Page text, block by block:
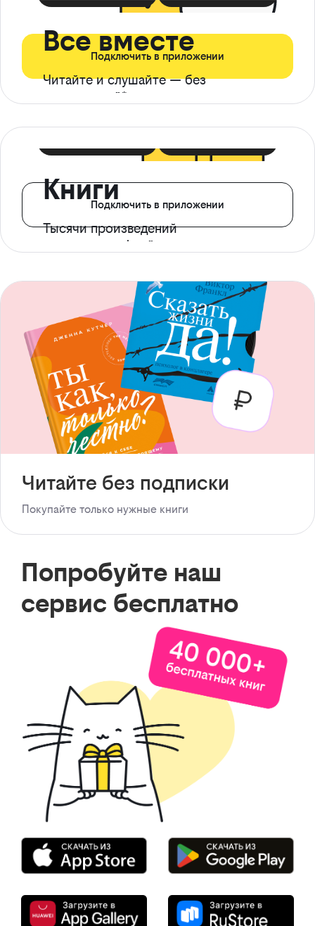
Все вместе
Читайте и слушайте — без
ограничений*
Подключить в приложении
Книги
Тысячи произведений
с доступом офлайн
Подключить в приложении
Читайте без подписки
Покупайте только нужные книги
Попробуйте наш
сервис бесплатно